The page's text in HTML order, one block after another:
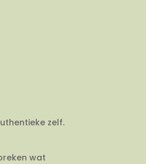
zelf.
wat